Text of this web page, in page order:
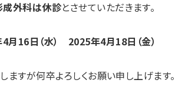
外科は休診とさせていただきます。
月16日（水） 2025年4月18日（金）
すが何卒よろしくお願い申し上げます。